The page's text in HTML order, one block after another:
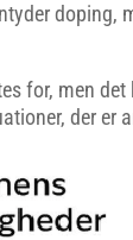
doping,
for, men
der er